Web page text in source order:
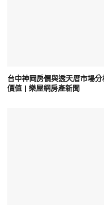
台中神岡房價與透天厝市場
價值 | 樂屋網房產新聞